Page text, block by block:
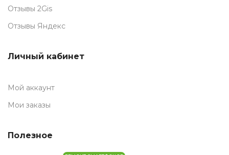
Отзывы 2Gis
Отзывы Яндекс
Личный кабинет
Мой аккаунт
Мои заказы
Полезное